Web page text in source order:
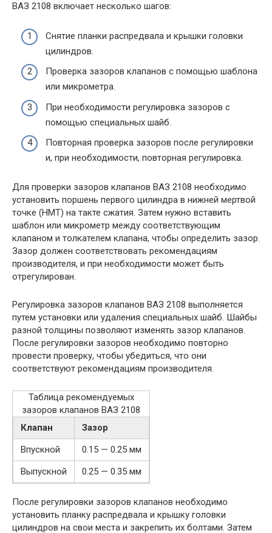
ВАЗ 2108 включает несколько шагов:
Снятие планки распредвала и крышки головки
цилиндров.
Проверка зазоров клапанов с помощью шаблона
или микрометра.
При необходимости регулировка зазоров с
помощью специальных шайб.
Повторная проверка зазоров после регулировки
и, при необходимости, повторная регулировка.
Для проверки зазоров клапанов ВАЗ 2108 необходимо
установить поршень первого цилиндра в нижней мертвой
точке (НМТ) на такте сжатия. Затем нужно вставить
шаблон или микрометр между соответствующим
клапаном и толкателем клапана, чтобы определить зазор.
Зазор должен соответствовать рекомендациям
производителя, и при необходимости может быть
отрегулирован.
Регулировка зазоров клапанов ВАЗ 2108 выполняется
путем установки или удаления специальных шайб. Шайбы
разной толщины позволяют изменять зазор клапанов.
После регулировки зазоров необходимо повторно
провести проверку, чтобы убедиться, что они
соответствуют рекомендациям производителя.
Таблица рекомендуемых
зазоров клапанов ВАЗ 2108
Клапан
Зазор
Впускной
0.15 — 0.25 мм
Выпускной
0.25 — 0.35 мм
После регулировки зазоров клапанов необходимо
установить планку распредвала и крышку головки
цилиндров на свои места и закрепить их болтами. Затем